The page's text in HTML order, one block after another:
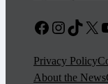
Facebook
X
Privacy Policy
About the